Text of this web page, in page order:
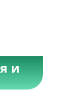
и